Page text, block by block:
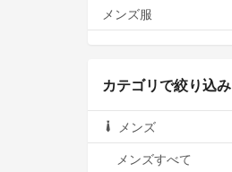
メンズ服
カテゴリで絞り込み
メンズ
メンズすべて